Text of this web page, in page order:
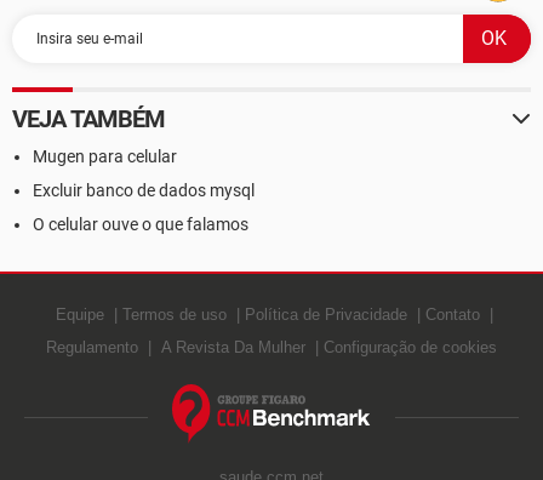
VEJA TAMBÉM
Mugen para celular
Excluir banco de dados mysql
O celular ouve o que falamos
Equipe Termos de uso Política de Privacidade
Contato
Regulamento
A Revista Da Mulher Configuração de cookies